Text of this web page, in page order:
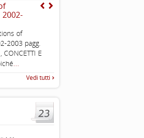
of
2003 pagg.
E
...
Vedi tutti